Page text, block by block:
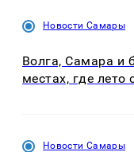
Новости Самары
Волга, Самара и
местах, где лето
Новости Самары